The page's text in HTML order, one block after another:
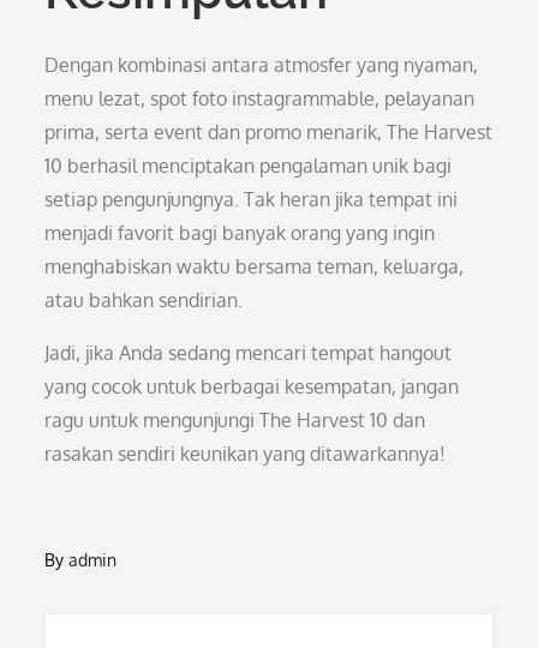
Dengan kombinasi antara atmosfer yang nyaman,
menu lezat, spot foto instagrammable, pelayanan
prima, serta event dan promo menarik, The Harvest
10 berhasil menciptakan pengalaman unik bagi
setiap pengunjungnya. Tak heran jika tempat ini
menjadi favorit bagi banyak orang yang ingin
menghabiskan waktu bersama teman, keluarga,
atau bahkan sendirian.
Jadi, jika Anda sedang mencari tempat hangout
yang cocok untuk berbagai kesempatan, jangan
ragu untuk mengunjungi The Harvest 10 dan
rasakan sendiri keunikan yang ditawarkannya!
Byadmin